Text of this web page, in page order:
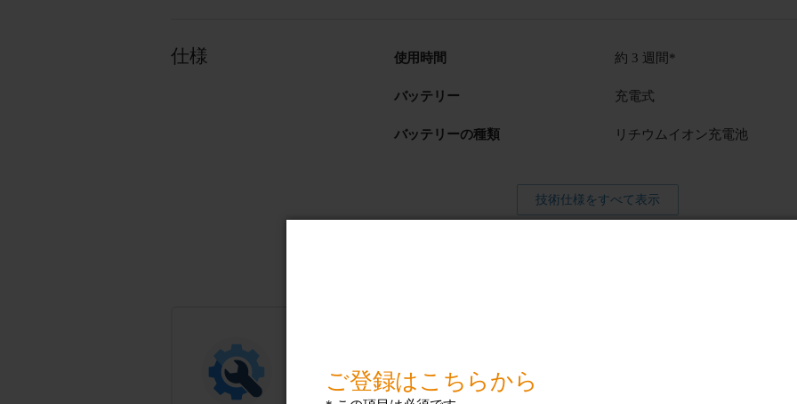
仕様 使用時間 約 3 週間*
バッテリー 充電式
バッテリーの種類 リチウムイオン充電池
技術仕様をすべて表示